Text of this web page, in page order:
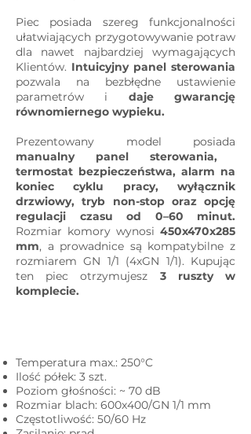
Piec posiada szereg funkcjonalności
ułatwiających przygotowywanie potraw
dla nawet najbardziej wymagających
Klientów. Intuicyjny panel sterowania
pozwala na bezbłędne ustawienie
parametrów i daje gwarancję
równomiernego wypieku.
Prezentowany model posiada
manualny panel sterowania,
termostat bezpieczeństwa, alarm na
koniec cyklu pracy, wyłącznik
drzwiowy, tryb non-stop oraz opcję
regulacji czasu od 0–60 minut.
Rozmiar komory wynosi 450x470x285
mm, a prowadnice są kompatybilne z
rozmiarem GN 1/1 (4xGN 1/1). Kupując
ten piec otrzymujesz 3 ruszty w
komplecie.
Temperatura max.: 250°C
Ilość półek: 3 szt.
Poziom głośności: ~ 70 dB
Rozmiar blach: 600x400/GN 1/1 mm
Częstotliwość: 50/60 Hz